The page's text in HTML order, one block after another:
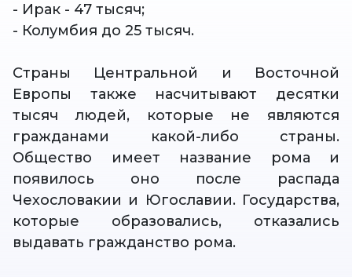
- Ирак - 47 тысяч;
- Колумбия до 25 тысяч.
Страны Центральной и Восточной
Европы также насчитывают десятки
тысяч людей, которые не являются
гражданами какой-либо страны.
Общество имеет название рома и
появилось оно после распада
Чехословакии и Югославии. Государства,
которые образовались, отказались
выдавать гражданство рома.